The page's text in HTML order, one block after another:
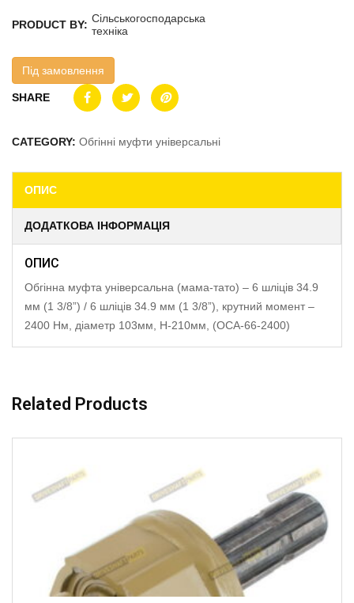
PRODUCT BY: Сільськогосподарська
техніка
Під замовлення
SHARE
CATEGORY: Обгінні муфти універсальні
ОПИС
ДОДАТКОВА ІНФОРМАЦІЯ
ОПИС
Обгінна муфта універсальна (мама-тато) – 6 шліців 34.9
мм (1 3/8”) / 6 шліців 34.9 мм (1 3/8”), крутний момент –
2400 Нм, діаметр 103мм, H-210мм, (OCA-66-2400)
Related Products